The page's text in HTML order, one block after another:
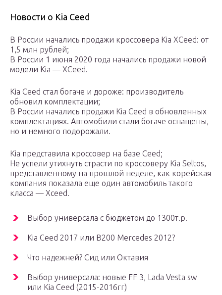
Новости о Kia Ceed
В России начались продажи кроссовера Kia XCeed: от
1,5 млн рублей;
В России 1 июня 2020 года начались продажи новой
модели Kia — XCeed.
Kia Ceed стал богаче и дороже: производитель
обновил комплектации;
В России начались продажи Kia Ceed в обновленных
комплектациях. Автомобили стали богаче оснащены,
но и немного подорожали.
Kia представила кроссовер на базе Ceed;
Не успели утихнуть страсти по кроссоверу Kia Seltos,
представленному на прошлой неделе, как корейская
компания показала еще один автомобиль такого
класса — Xceed.
Выбор универсала с бюджетом до 1300т.р.
Kia Ceed 2017 или B200 Mercedes 2012?
Что надежней? Сид или Октавия
Выбор универсала: новые FF 3, Lada Vesta sw
или Kia Ceed (2015-2016гг)